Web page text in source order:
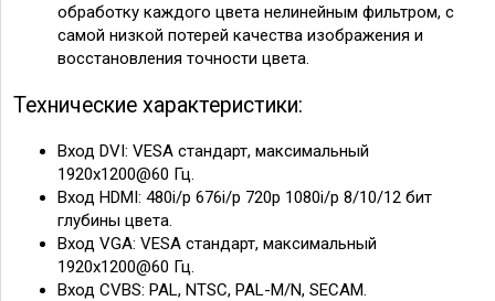
обработку каждого цвета нелинейным фильтром, с
самой низкой потерей качества изображения и
восстановления точности цвета.
Технические характеристики:
Вход DVI: VESA стандарт, максимальный
1920x1200@60 Гц.
Вход HDMI: 480i/p 676i/p 720p 1080i/p 8/10/12 бит
глубины цвета.
Вход VGA: VESA стандарт, максимальный
1920x1200@60 Гц.
Вход CVBS: PAL, NTSC, PAL-M/N, SECAM.